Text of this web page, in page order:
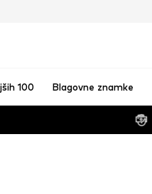
100 Blagovne znamke